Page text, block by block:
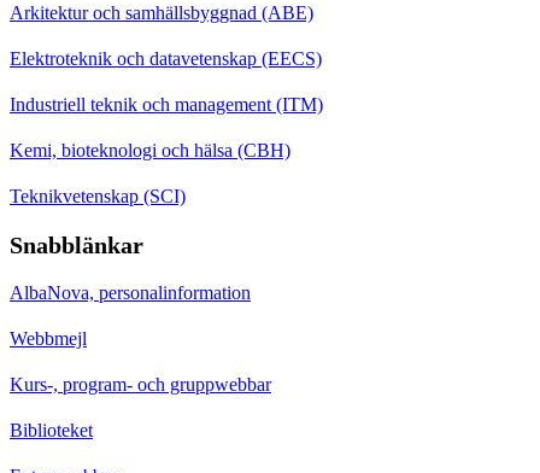
Arkitektur och samhällsbyggnad (ABE)
Elektroteknik och datavetenskap (EECS)
Industriell teknik och management (ITM)
Kemi, bioteknologi och hälsa (CBH)
Teknikvetenskap (SCI)
Snabblänkar
AlbaNova, personalinformation
Webbmejl
Kurs-, program- och gruppwebbar
Biblioteket